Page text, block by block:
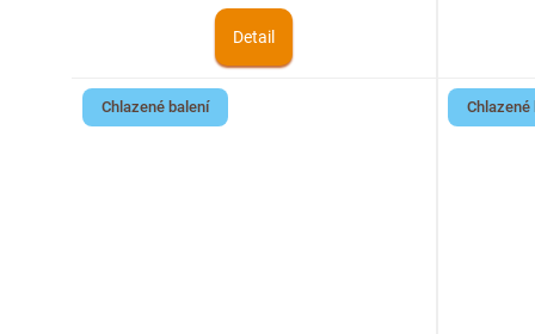
Detail
Chlazené balení Chlazené